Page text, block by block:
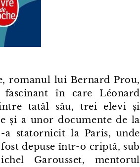
romanul lui Bernard Prou,
în care Léonard
tatăl său, trei elevi și
și a unor documente de la
⁠a statornicit la Paris, unde
depuse într⁠-⁠o criptă, sub
Garousset, mentorul